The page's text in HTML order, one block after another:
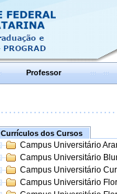
Professor
Currículos dos Cursos
Campus Universitário
Campus Universitário
Campus Universitário
Campus Universitário